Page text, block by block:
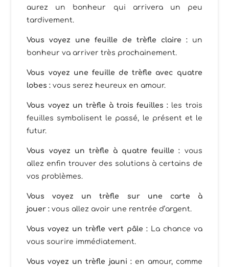
aurez un bonheur qui arrivera un peu
tardivement.
Vous voyez une feuille de trèfle claire : un
bonheur va arriver très prochainement.
Vous voyez une feuille de trèfle avec quatre
lobes :vous serez heureux en amour.
Vous voyez un trèfle à trois feuilles : les trois
feuilles symbolisent le passé, le présent et le
futur.
Vous voyez un trèfle à quatre feuille : vous
allez enfin trouver des solutions à certains de
vos problèmes.
Vous voyez un trèfle sur une carte à
jouer :vous allez avoir une rentrée d’argent.
Vous voyez un trèfle vert pâle : La chance va
vous sourire immédiatement.
Vous voyez un trèfle jauni : en amour, comme